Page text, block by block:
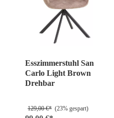
Esszimmerstuhl San
Carlo Light Brown
Drehbar
129,00 €* (23% gespart)